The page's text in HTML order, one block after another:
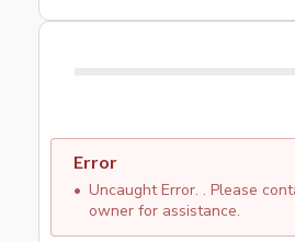
Error
Uncaught Error. . Please
owner for assistance.